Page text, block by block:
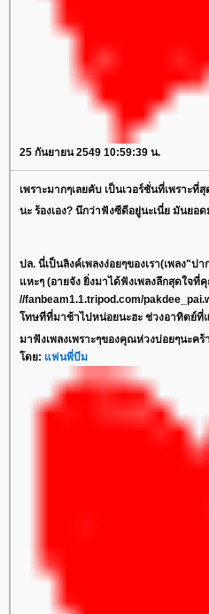
25 กันยายน 2549 10:59:39 น.
เพราะมากๆเลยคับ เป็นเวอร์ชั่นที่เพราะที่
นะ ร้องเอง? นึกว่าฟังซีดีอยู่นะเนี่ย มันยอ
ปล. นี่เป็นลิงค์เพลงง่อยๆของเรา(เพลง"
แหะๆ (อายจัง ยิ่งมาได้ฟังเพลงลึกสุดใจที่
//fanbeam1.1.tripod.com/
โทษทีที่มาช้าไปหน่อยนะฮะ ช่วงอาทิตย์ที่
มาฟังเพลงเพราะๆของคุณห่วงบ่อยๆนะค
โดย: แฟนพี่บีม